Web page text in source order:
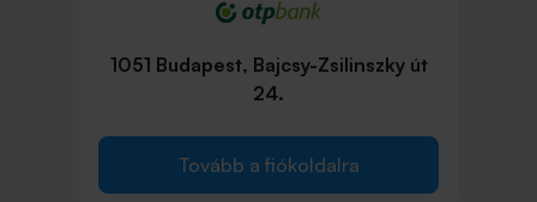
1051 Budapest, Bajcsy-Zsilinszky út
24.
Tovább a fiókoldalra